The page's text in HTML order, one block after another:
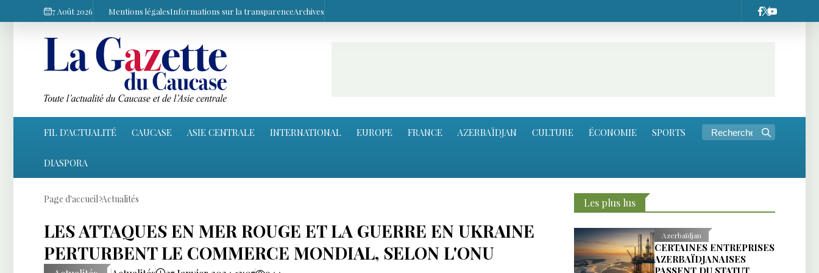
7 Août 2026 Mentions légalesInformations sur la transparenceArchives
FIL D'ACTUALITÉ CAUCASE ASIE CENTRALE INTERNATIONAL EUROPE FRANCE AZERBAÏDJAN CULTURE ÉCONOMIE SPORTS
DIASPORA
Page d'accueil Actualités
LES ATTAQUES EN MER ROUGE ET LA GUERRE EN UKRAINE
PERTURBENT LE COMMERCE MONDIAL, SELON L'ONU
Les plus lus
Azerbaïdjan
CERTAINES ENTREPRISES
AZERBAÏDJANAISES